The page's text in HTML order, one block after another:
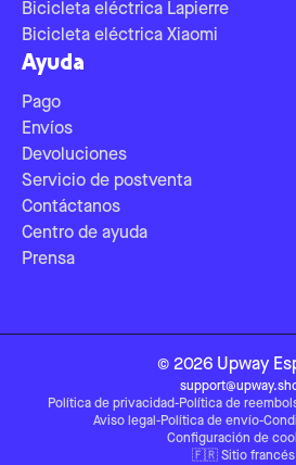
Bicicleta eléctrica Lapierre
Bicicleta eléctrica Xiaomi
Ayuda
Pago
Envíos
Devoluciones
Servicio de postventa
Contáctanos
Centro de ayuda
Prensa
© 2026 Upway
Política de privacidad-Política de
Aviso legal -Política de envío-
Configuración de
🇫🇷 Sitio francés